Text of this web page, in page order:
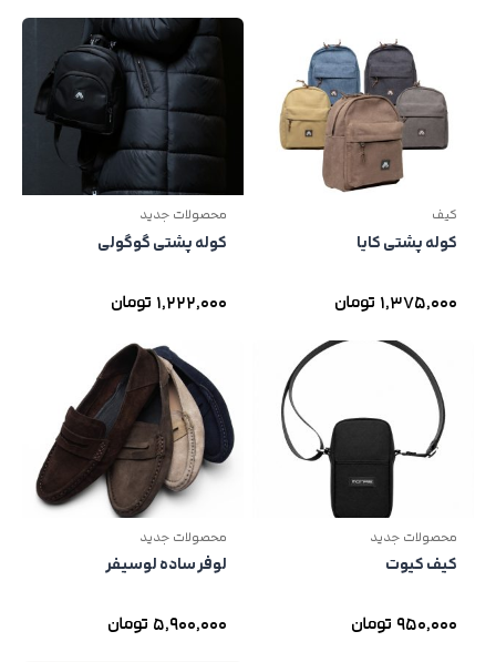
کیف
کوله پشتی کایا
1,375,000 تومان
محصولات جدید
کوله پشتی گوگولی
1,222,000 تومان
محصولات جدید
کیف کیوت
950,000 تومان
محصولات جدید
لوفر ساده لوسیفر
5,900,000 تومان